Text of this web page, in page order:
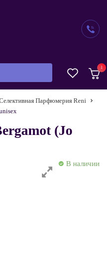
1
Парфюмерия Reni
(Jo
В наличии